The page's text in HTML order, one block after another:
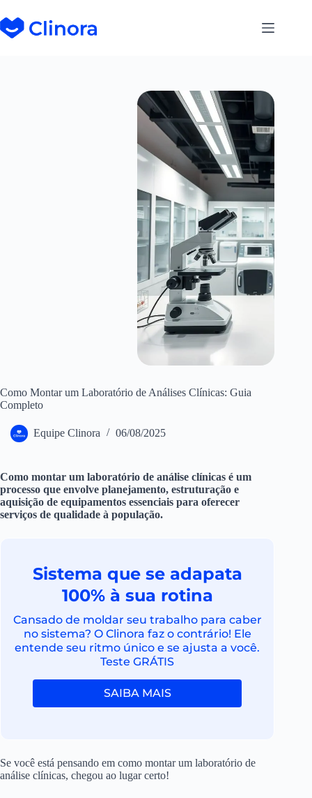
Como Montar um Laboratório de Análises Clínicas: Guia
Completo
Equipe Clinora 06/08/2025
Como montar um laboratório de análise clínicas é um
processo que envolve planejamento, estruturação e
aquisição de equipamentos essenciais para oferecer
serviços de qualidade à população.
Sistema que se adapata
100% à sua rotina
Cansado de moldar seu trabalho para caber
no sistema? O Clinora faz o contrário! Ele
entende seu ritmo único e se ajusta a você.
Teste GRÁTIS
SAIBA MAIS
Se você está pensando em como montar um laboratório de
análise clínicas, chegou ao lugar certo!